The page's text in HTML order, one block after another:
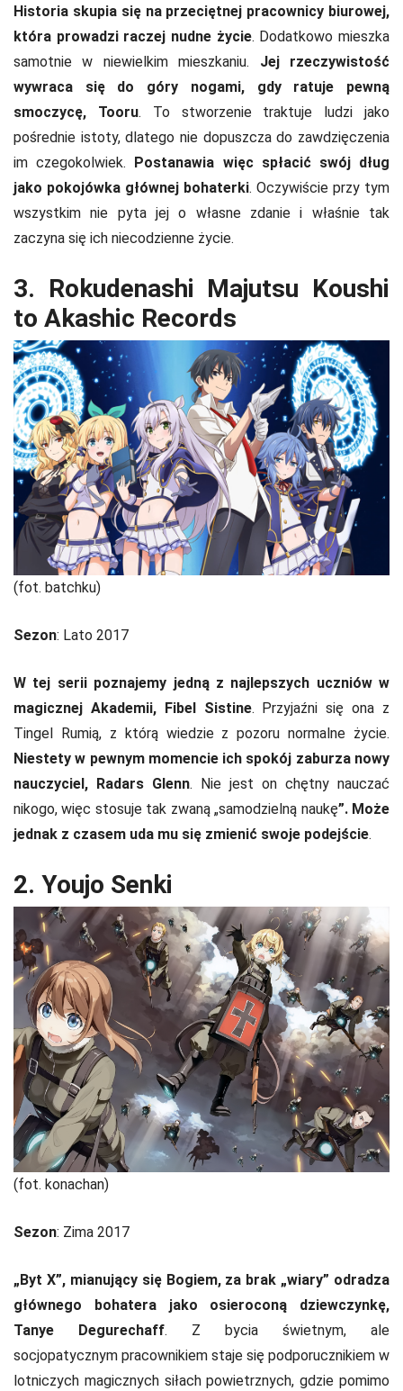
Historia skupia się na przeciętnej pracownicy biurowej,
która prowadzi raczej nudne życie. Dodatkowo mieszka
samotnie w niewielkim mieszkaniu. Jej rzeczywistość
wywraca się do góry nogami, gdy ratuje pewną
smoczycę, Tooru. To stworzenie traktuje ludzi jako
pośrednie istoty, dlatego nie dopuszcza do zawdzięczenia
im czegokolwiek. Postanawia więc spłacić swój dług
jako pokojówka głównej bohaterki. Oczywiście przy tym
wszystkim nie pyta jej o własne zdanie i właśnie tak
zaczyna się ich niecodzienne życie.
3. Rokudenashi Majutsu Koushi
to Akashic Records
(fot. batchku)
Sezon: Lato 2017
W tej serii poznajemy jedną z najlepszych uczniów w
magicznej Akademii, Fibel Sistine. Przyjaźni się ona z
Tingel Rumią, z którą wiedzie z pozoru normalne życie.
Niestety w pewnym momencie ich spokój zaburza nowy
nauczyciel, Radars Glenn. Nie jest on chętny nauczać
nikogo, więc stosuje tak zwaną „samodzielną naukę”. Może
jednak z czasem uda mu się zmienić swoje podejście.
2. Youjo Senki
(fot. konachan)
Sezon: Zima 2017
„Byt X”, mianujący się Bogiem, za brak „wiary” odradza
głównego bohatera jako osieroconą dziewczynkę,
Tanye Degurechaff. Z bycia świetnym, ale
socjopatycznym pracownikiem staje się podporucznikiem w
lotniczych magicznych siłach powietrznych, gdzie pomimo